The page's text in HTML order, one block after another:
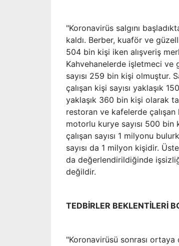
"Koronavirüs salgını
kaldı. Berber, kuaför ve
504 bin kişi iken alışveriş
Kahvehanelerde işletmeci ve
sayısı 259 bin kişi olmuştur.
çalışan kişi sayısı yaklaşık
yaklaşık 360 bin kişi olarak
restoran ve kafelerde
motorlu kurye sayısı 500
çalışan sayısı 1 milyonu
sayısı da 1 milyon kişidir.
da değerlendirildiğinde
değildir.
TEDBİRLER BEKLENTİLERİ
"Koronavirüsü sonrası